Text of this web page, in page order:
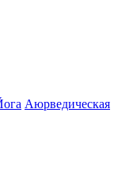
Аюрведическая